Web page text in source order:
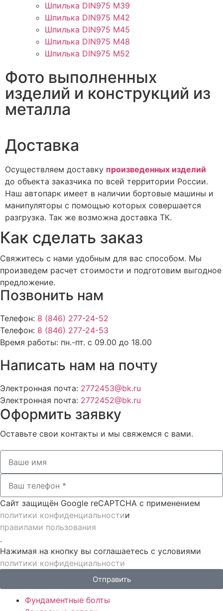
Шпилька DIN975 М39
Шпилька DIN975 М42
Шпилька DIN975 М45
Шпилька DIN975 М48
Шпилька DIN975 М52
Фото выполненных
изделий и конструкций из
металла
Доставка
Осуществляем доставку произведенных изделий
до объекта заказчика по всей территории России.
Наш автопарк имеет в наличии бортовые машины и
манипуляторы с помощью которых совершается
разгрузка. Так же возможна доставка ТК.
Как сделать заказ
Свяжитесь с нами удобным для вас способом. Мы
произведем расчет стоимости и подготовим выгодное
предложение.
Позвонить нам
Телефон: 8 (846) 277-24-52
Телефон: 8 (846) 277-24-53
Время работы: пн.-пт. с 09.00 до 18.00
Написать нам на почту
Электронная почта: 2772453@bk.ru
Электронная почта: 2772452@bk.ru
Оформить заявку
Оставьте свои контакты и мы свяжемся с вами.
Сайт защищён Google reCAPTCHA с применением
политики конфиденциальностии
правилами пользования
.
Нажимая на кнопку вы соглашаетесь с условиями
политики конфиденциальности
Отправить
Фундаментные болты